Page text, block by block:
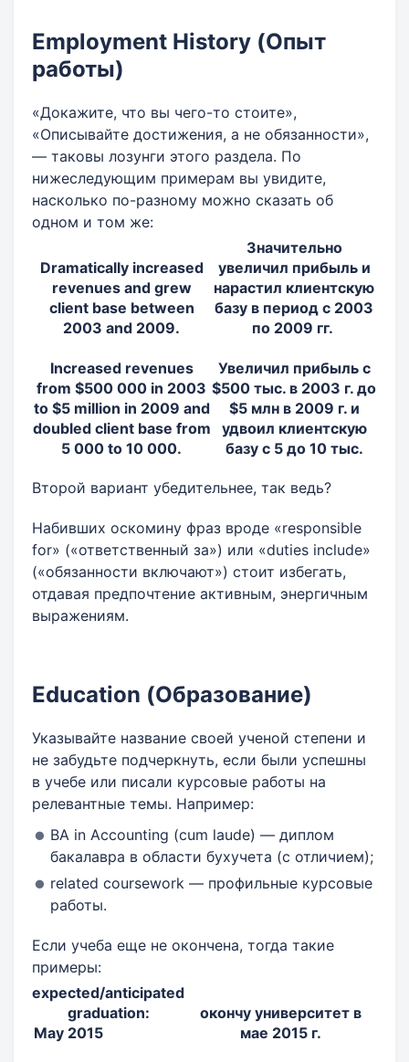
Employment History (Опыт
работы)
«Докажите, что вы чего-то стоите»,
«Описывайте достижения, а не обязанности»,
— таковы лозунги этого раздела. По
нижеследующим примерам вы увидите,
насколько по-разному можно сказать об
одном и том же:
Dramatically increased
revenues and grew
client base between
2003 and 2009.
Значительно
увеличил прибыль и
нарастил клиентскую
базу в период с 2003
по 2009 гг.
Increased revenues
from $500 000 in 2003
to $5 million in 2009 and
doubled client base from
5 000 to 10 000.
Увеличил прибыль с
$500 тыс. в 2003 г. до
$5 млн в 2009 г. и
удвоил клиентскую
базу с 5 до 10 тыс.
Второй вариант убедительнее, так ведь?
Набивших оскомину фраз вроде «responsible
for» («ответственный за») или «duties include»
(«обязанности включают») стоит избегать,
отдавая предпочтение активным, энергичным
выражениям.
Education (Образование)
Указывайте название своей ученой степени и
не забудьте подчеркнуть, если были успешны
в учебе или писали курсовые работы на
релевантные темы. Например:
BA in Accounting (cum laude) — диплом
бакалавра в области бухучета (с отличием);
related coursework — профильные курсовые
работы.
Если учеба еще не окончена, тогда такие
примеры:
expected/anticipated
graduation:
May 2015
окончу университет в
мае 2015 г.